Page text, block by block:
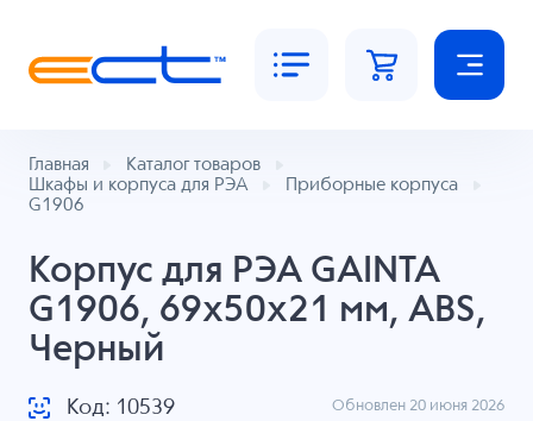
Главная
Каталог товаров
Шкафы и корпуса для РЭА
Приборные корпуса
G1906
Корпус для РЭА GAINTA
G1906, 69x50x21 мм, ABS,
Черный
Код: 10539 Обновлен 20 июня 2026